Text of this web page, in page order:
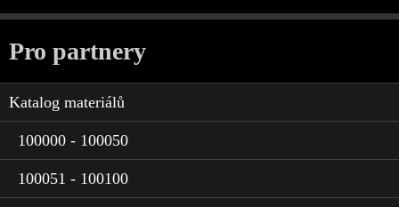
Pro partnery
Katalog materiálů
100000 - 100050
100051 - 100100